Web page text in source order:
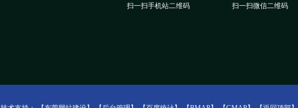
扫一扫手机站二维码 扫一扫微信二维码